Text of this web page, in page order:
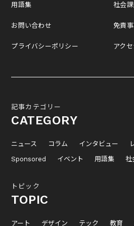
用語集
お問い合わせ
プライバシーポリシー
社会
免責
アク
記事カテゴリー
CATEGORY
ニュース コラム インタビュー
Sponsored
イベント 用語集 社
トピック
TOPIC
アート デザイン テック 教育